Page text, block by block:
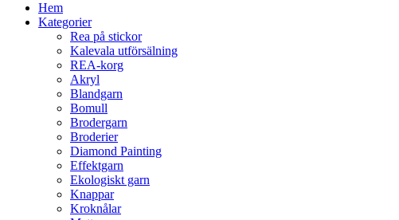
Hem
Kategorier
Rea på stickor
Kalevala utförsälning
REA-korg
Akryl
Blandgarn
Bomull
Brodergarn
Broderier
Diamond Painting
Effektgarn
Ekologiskt garn
Knappar
Kroknålar